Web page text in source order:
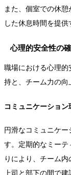
また、個室での休
した休息時間を提供
心理的安全性の
職場における心理
持と、チーム力の向
コミュニケーション
円滑なコミュニケ
す。定期的なミーテ
りにより、チーム内
上司と部下の間で